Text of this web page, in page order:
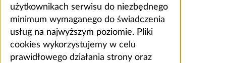
użytkownikach serwisu do niezbędnego
minimum wymaganego do świadczenia
usług na najwyższym poziomie. Pliki
cookies wykorzystujemy w celu
prawidłowego działania strony oraz